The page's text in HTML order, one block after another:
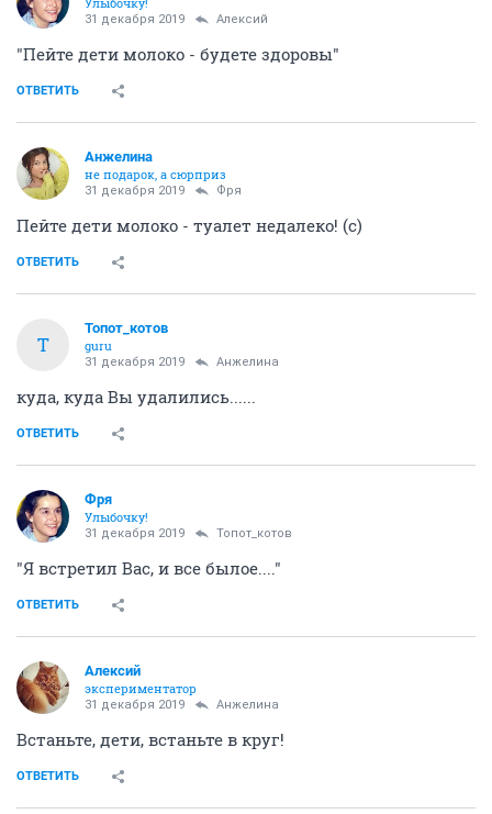
31 декабря 2019 Алексий
"Пейте дети молоко - будете здоровы"
ОТВЕТИТЬ
Aнжелина
не подарок, а сюрприз
31 декабря 2019 Фря
Пейте дети молоко - туалет недалеко! (с)
ОТВЕТИТЬ
Т
Топот_котов
guru
31 декабря 2019 Aнжелина
куда, куда Вы удалились......
ОТВЕТИТЬ
Фря
Улыбочку!
31 декабря 2019 Топот_котов
"Я встретил Вас, и все былое...."
ОТВЕТИТЬ
Алексий
экспериментатор
31 декабря 2019 Aнжелина
Встаньте, дети, встаньте в круг!
ОТВЕТИТЬ